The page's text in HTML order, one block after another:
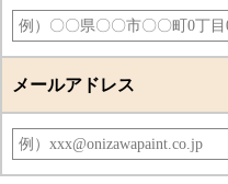
メールアドレス